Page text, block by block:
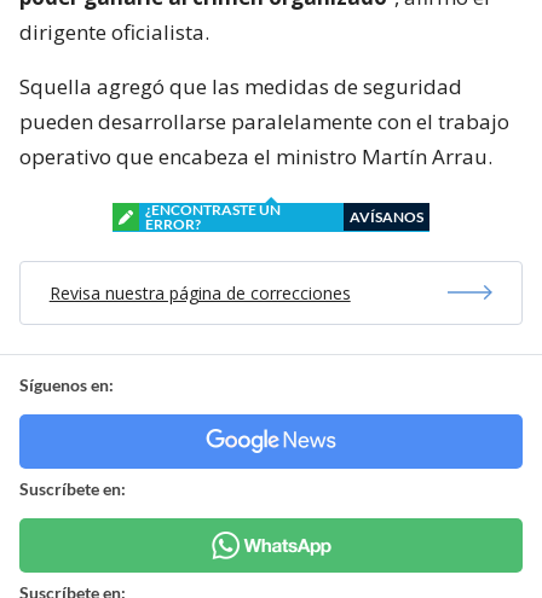
dirigente oficialista.
Squella agregó que las medidas de seguridad
pueden desarrollarse paralelamente con el trabajo
operativo que encabeza el ministro Martín Arrau.
¿ENCONTRASTE UN
ERROR?
AVÍSANOS
Revisa nuestra página de correcciones
Síguenos en:
Suscríbete en:
Suscríbete en: